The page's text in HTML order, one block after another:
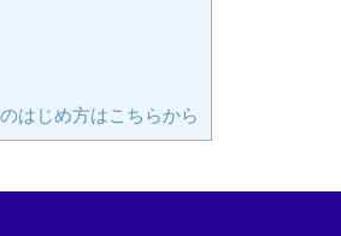
はじめ方はこちらから